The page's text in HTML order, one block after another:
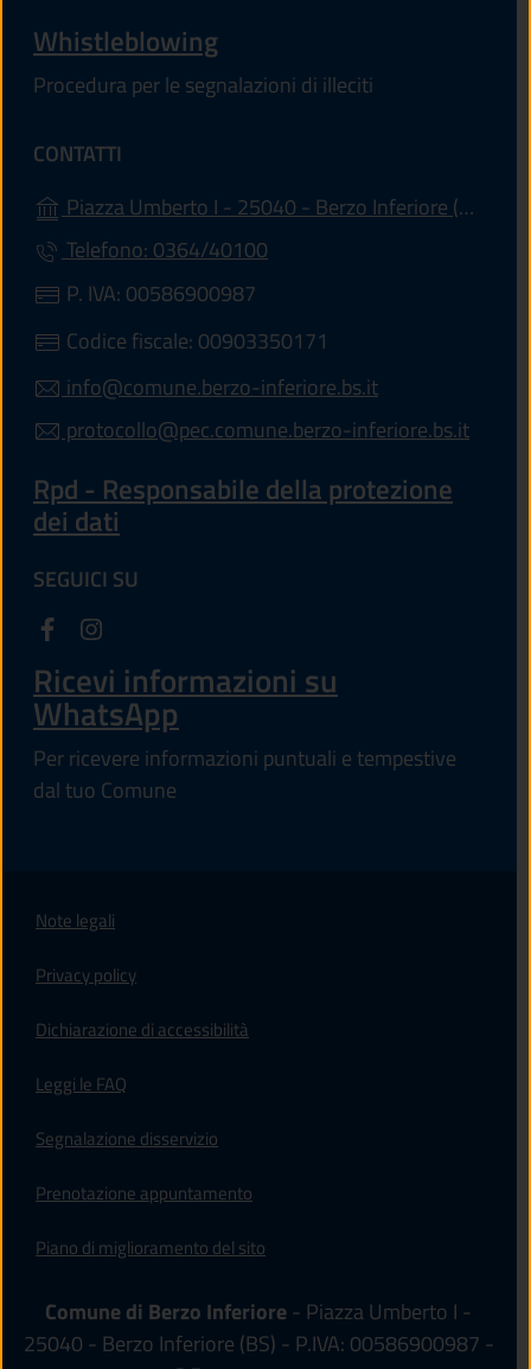
Whistleblowing
Procedura per le segnalazioni di illeciti
CONTATTI
Piazza Umberto I - 25040 - Berzo Inferiore (BS)
Telefono: 0364/40100
P. IVA: 00586900987
Codice fiscale: 00903350171
info@comune.berzo-inferiore.bs.it
protocollo@pec.comune.berzo-inferiore.bs.it
Rpd - Responsabile della protezione
dei dati
SEGUICI SU
Ricevi informazioni su
WhatsApp
Per ricevere informazioni puntuali e tempestive
dal tuo Comune
Note legali
Privacy policy
Dichiarazione di accessibilità
Leggi le FAQ
Segnalazione disservizio
Prenotazione appuntamento
Piano di miglioramento del sito
Comune di Berzo Inferiore- Piazza Umberto I -
25040 - Berzo Inferiore (BS) - P.IVA: 00586900987 -